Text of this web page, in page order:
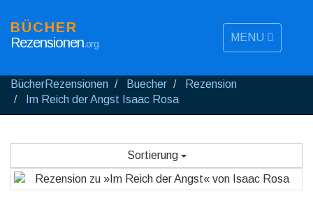
MENU
BÜCHER
Rezensionen.org
BücherRezensionen Buecher
Rezension
Im Reich der Angst Isaac Rosa
Sortierung